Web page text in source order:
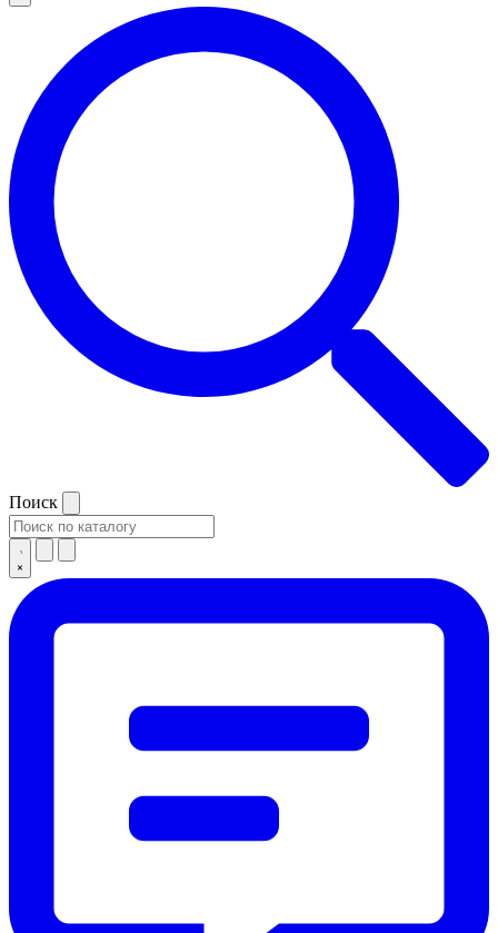
Поиск